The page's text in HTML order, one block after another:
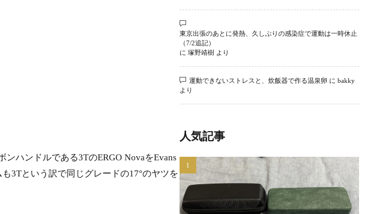
ハンドルである3TのERGO NovaをEvans
3Tという訳で同じグレードの17°のヤツを
東京出張のあとに発熱、久しぶりの感染症で運動は一時休止
（7/2追記）
に 塚野靖樹 より
運動できないストレスと、炊飯器で作る温泉卵 に bakky
より
人気記事